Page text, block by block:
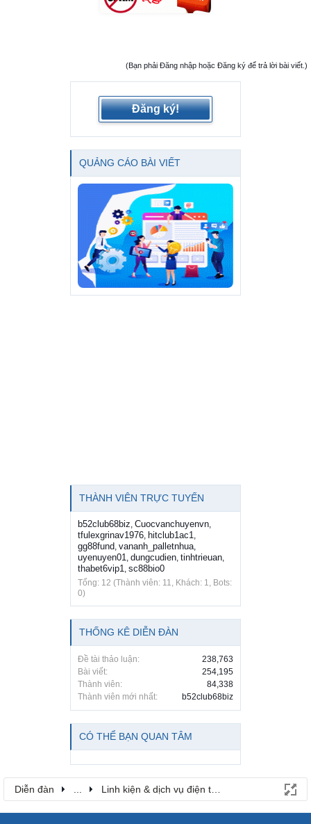
(Bạn phải Đăng nhập hoặc Đăng ký để trả lời bài viết.)
Đăng ký!
QUẢNG CÁO BÀI VIẾT
THÀNH VIÊN TRỰC TUYẾN
b52club68biz Cuocvanchuyenvn
tfulexgrinav1976 hitclub1ac1
gg88fund vananh_palletnhua
uyenuyen01 dungcudien tinhtrieuan
thabet6vip1 sc88bio0
Tổng: 12 (Thành viên: 11, Khách: 1, Bots:
0)
THỐNG KÊ DIỄN ĐÀN
Đề tài thảo luận:
238,763
Bài viết:
254,195
Thành viên:
84,338
Thành viên mới nhất:
b52club68biz
CÓ THỂ BẠN QUAN TÂM
Diễn đàn Linh kiện & dịch vụ điện thoại